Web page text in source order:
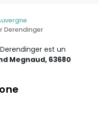
Derendinger
est un
Megnaud, 63680